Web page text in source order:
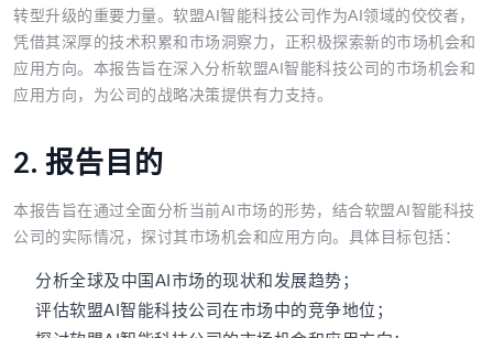
转型升级的重要力量。软盟AI智能科技公司作为AI领域的佼佼者，
凭借其深厚的技术积累和市场洞察力，正积极探索新的市场机会和
应用方向。本报告旨在深入分析软盟AI智能科技公司的市场机会和
应用方向，为公司的战略决策提供有力支持。
2. 报告目的
本报告旨在通过全面分析当前AI市场的形势，结合软盟AI智能科技
公司的实际情况，探讨其市场机会和应用方向。具体目标包括：
分析全球及中国AI市场的现状和发展趋势；
评估软盟AI智能科技公司在市场中的竞争地位；